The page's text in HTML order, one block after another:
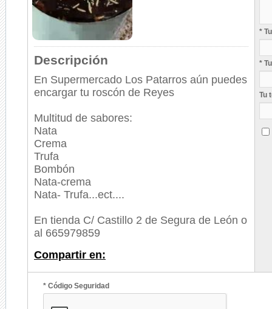
Descripción
En Supermercado Los Patarros aún puedes
encargar tu roscón de Reyes
Multitud de sabores:
Nata
Crema
Trufa
Bombón
Nata-crema
Nata- Trufa...ect....
En tienda C/ Castillo 2 de Segura de León o
al 665979859
Compartir en:
*
*
Tu
* Código Seguridad